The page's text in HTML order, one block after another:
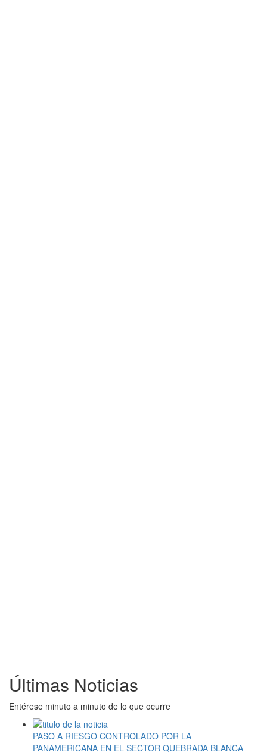
Últimas Noticias
Entérese minuto a minuto de lo que ocurre
PASO A RIESGO CONTROLADO POR LA
PANAMERICANA EN EL SECTOR QUEBRADA BLANCA